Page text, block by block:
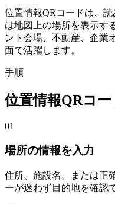
位置情報QRコードは、
は地図上の場所を表示す
ント会場、不動産、企業
面で活躍します。
手順
位置情報QRコ
01
場所の情報を入力
住所、施設名、または正
ーが迷わず目的地を確認